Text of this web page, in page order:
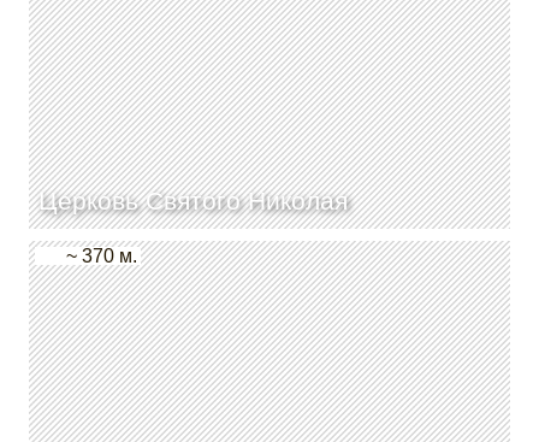
Церковь Святого Николая
~ 370 м.